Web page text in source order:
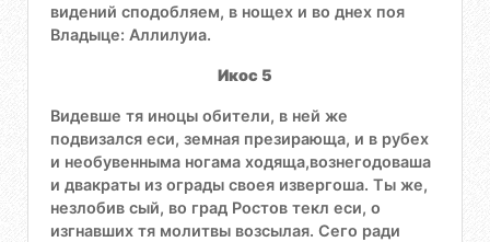
видений сподобляем, в нощех и во днех поя
Владыце: Аллилуиа.
Икос 5
Видевше тя иноцы обители, в ней же
подвизался еси, земная презирающа, и в рубех
и необувенныма ногама ходяща,вознегодоваша
и двакраты из ограды своея извергоша. Ты же,
незлобив сый, во град Ростов текл еси, о
изгнавших тя молитвы возсылая. Сего ради